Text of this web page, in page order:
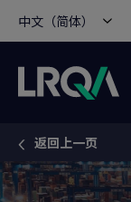
中文（简体）
You are here:
返回上一页